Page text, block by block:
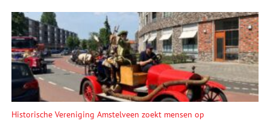
Historische Vereniging Amstelveen zoekt mensen op